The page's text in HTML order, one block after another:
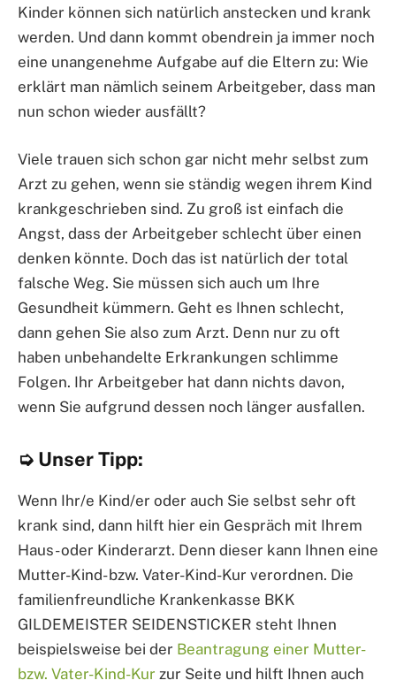
Kinder können sich natürlich anstecken und krank
werden. Und dann kommt obendrein ja immer noch
eine unangenehme Aufgabe auf die Eltern zu: Wie
erklärt man nämlich seinem Arbeitgeber, dass man
nun schon wieder ausfällt?
Viele trauen sich schon gar nicht mehr selbst zum
Arzt zu gehen, wenn sie ständig wegen ihrem Kind
krankgeschrieben sind. Zu groß ist einfach die
Angst, dass der Arbeitgeber schlecht über einen
denken könnte. Doch das ist natürlich der total
falsche Weg. Sie müssen sich auch um Ihre
Gesundheit kümmern. Geht es Ihnen schlecht,
dann gehen Sie also zum Arzt. Denn nur zu oft
haben unbehandelte Erkrankungen schlimme
Folgen. Ihr Arbeitgeber hat dann nichts davon,
wenn Sie aufgrund dessen noch länger ausfallen.
➭ Unser Tipp:
Wenn Ihr/e Kind/er oder auch Sie selbst sehr oft
krank sind, dann hilft hier ein Gespräch mit Ihrem
Haus- oder Kinderarzt. Denn dieser kann Ihnen eine
Mutter-Kind- bzw. Vater-Kind-Kur verordnen. Die
familienfreundliche Krankenkasse BKK
GILDEMEISTER SEIDENSTICKER steht Ihnen
beispielsweise bei der Beantragung einer Mutter-
bzw. Vater-Kind-Kur zur Seite und hilft Ihnen auch